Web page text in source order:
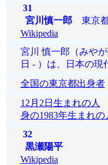
31
宮川慎一郎東京都
Wikipedia
宮川 慎一郎（みや
日 - ）は、日本の現
全国の東京都出身者
12月2日生まれの人
身の1983年生まれの
32
黒瀬陽平
Wikipedia